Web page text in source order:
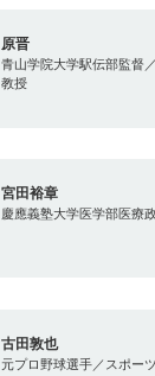
原晋
青山学院大学駅伝部監督
教授
宮田裕章
慶應義塾大学医学部医療
古田敦也
元プロ野球選手／スポー